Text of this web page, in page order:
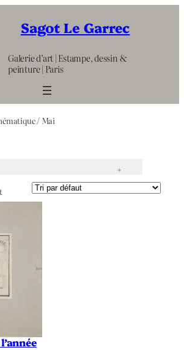
Sagot Le Garrec
Galerie d’art | Estampe, dessin &
peinture | Paris
/ Mai
+